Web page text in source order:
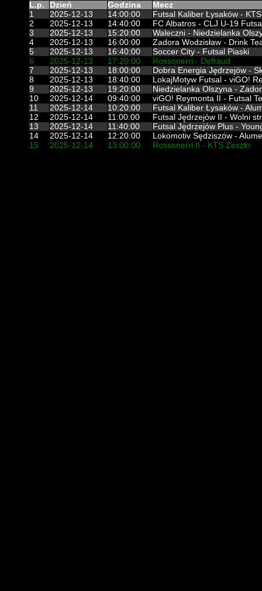
L.p. Dzień Godzina
Mecz
1
2025-12-13 14:00:00
Futsal Kaliber Łysaków - KTS
2
2025-12-13 14:40:00
FC Albatros - CLJ U-19
3
2025-12-13 15:20:00
Waleczni - Niedzielanka
4
2025-12-13 16:00:00
Zadora Wodzisław - Drink
5
2025-12-13 16:40:00
Soccer City - Futsal Piaski
6
2025-12-13 17:20:00
Rossonerri - Defraud
7
2025-12-13 18:00:00
Dobra Energia Jędrzejów -
8
2025-12-13 18:40:00
LokajMotyw Futsal - viGO!
9
2025-12-13 19:20:00
Niedzielanka Olszyna -
10
2025-12-14 09:40:00
viGO! Reymonta II - Futsal
11
2025-12-14 10:20:00
Futsal Kaliber Łysaków -
12
2025-12-14 11:00:00
Futsal Jędrzejów II - Wolni
13
2025-12-14 11:40:00
Futsal Jędrzejów Plus -
14
2025-12-14 12:20:00
Lokomotiv Sędziszów -
15
2025-12-14 13:00:00 Rossonerri II - KTS Zeszło